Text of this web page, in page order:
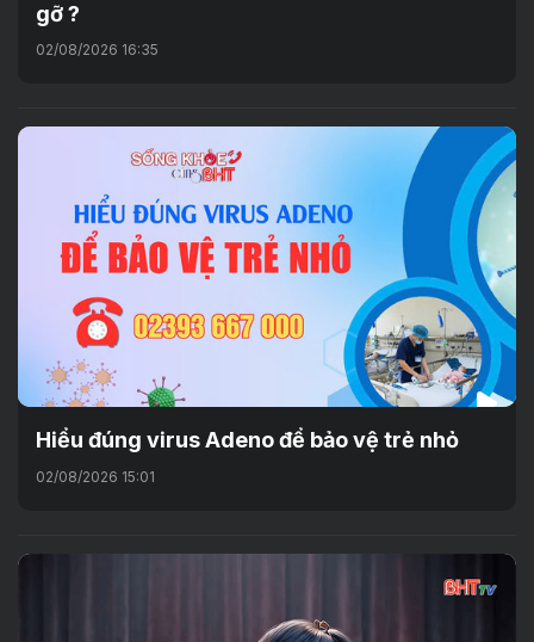
gỡ ?
02/08/2026 16:35
Hiểu đúng virus Adeno để bảo vệ trẻ nhỏ
02/08/2026 15:01